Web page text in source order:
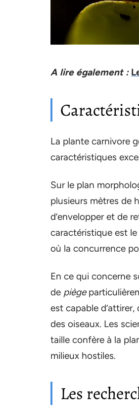
A lire également :
La plante carnivore
caractéristiques
Sur le plan
plusieurs mètres de
d’envelopper et de
caractéristique est
où la concurrence
En ce qui concerne
de piège
est capable
des oiseaux. Les
taille confère à la
milieux hostiles.
Les